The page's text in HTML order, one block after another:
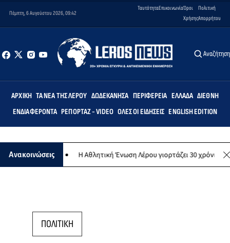
Πέμπτη, 6 Αυγούστου 2026, 09:42
ΤαυτότηταΕπικοινωνίαΌροι
Χρήσης
Πολιτική
Απορρήτου
Αναζήτηση
ΑΡΧΙΚΉ ΤΑ ΝΈΑ ΤΗΣ ΛΈΡΟΥ ΔΩΔΕΚΆΝΗΣΑ ΠΕΡΙΦΈΡΕΙΑ ΕΛΛΆΔΑ ΔΙΕΘΝΉ
ΕΝΔΙΑΦΈΡΟΝΤΑ ΡΕΠΟΡΤΆΖ - VIDEO ΌΛΕΣ ΟΙ ΕΙΔΉΣΕΙΣ ENGLISH EDITION
Ανακοινώσεις
σκοπό Η Αθλητική Ένωση Λέρου γιορτάζει 30 χρόνια ιστορίας
ΠΟΛΙΤΙΚΗ